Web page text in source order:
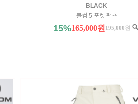
BLACK
볼컴 5 포켓 팬츠
15%165,000원 195,000원